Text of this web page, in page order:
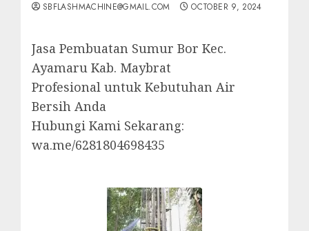
SBFLASHMACHINE@GMAIL.COM OCTOBER 9, 2024
Jasa Pembuatan Sumur Bor Kec.
Ayamaru Kab. Maybrat
Profesional untuk Kebutuhan Air
Bersih Anda
Hubungi Kami Sekarang:
wa.me/6281804698435